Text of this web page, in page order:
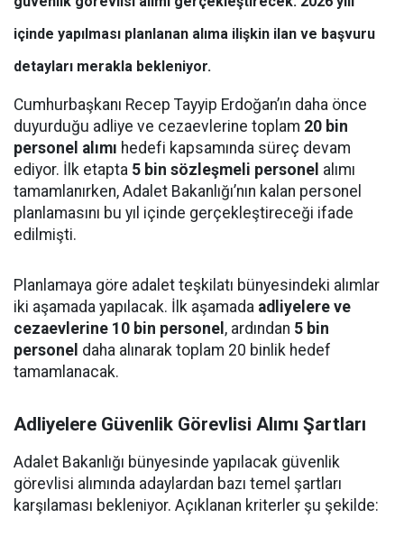
içinde yapılması planlanan alıma ilişkin ilan ve başvuru
detayları merakla bekleniyor.
Cumhurbaşkanı Recep Tayyip Erdoğan’ın daha önce
duyurduğu adliye ve cezaevlerine toplam 20 bin
personel alımı hedefi kapsamında süreç devam
ediyor. İlk etapta 5 bin sözleşmeli personel alımı
tamamlanırken, Adalet Bakanlığı’nın kalan personel
planlamasını bu yıl içinde gerçekleştireceği ifade
edilmişti.
Planlamaya göre adalet teşkilatı bünyesindeki alımlar
iki aşamada yapılacak. İlk aşamada adliyelere ve
cezaevlerine 10 bin personel , ardından 5 bin
personel daha alınarak toplam 20 binlik hedef
tamamlanacak.
Adliyelere Güvenlik Görevlisi Alımı Şartları
Adalet Bakanlığı bünyesinde yapılacak güvenlik
görevlisi alımında adaylardan bazı temel şartları
karşılaması bekleniyor. Açıklanan kriterler şu şekilde: